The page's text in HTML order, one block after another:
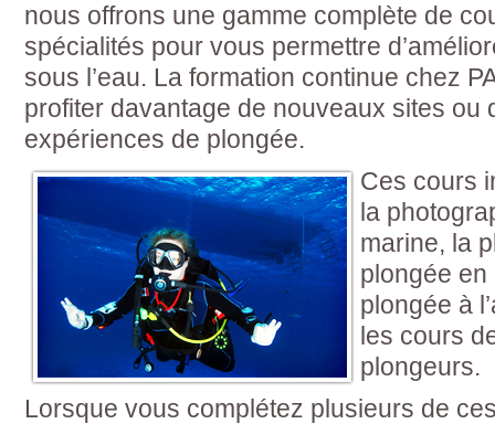
nous offrons une gamme complète de
spécialités pour vous permettre
sous l’eau. La formation continue chez
profiter davantage de nouveaux sites ou
expériences de plongée.
Ces cours
la
marine, la
plongée en
plongée à
les cours
plongeurs.
Lorsque vous complétez plusieurs de